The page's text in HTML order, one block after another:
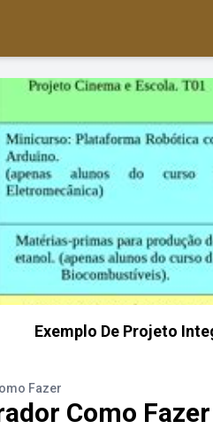
Exemplo De Projeto
Fazer
Como Fazer